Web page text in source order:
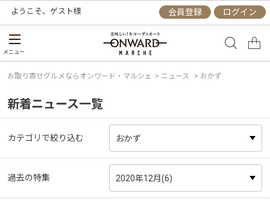
ようこそ、 ゲスト様 会員登録 ログイン
メニュー
お取り寄せグルメならオンワード・マルシェ > ニュース > おかず
新着ニュース一覧
カテゴリで絞り込む
過去の特集